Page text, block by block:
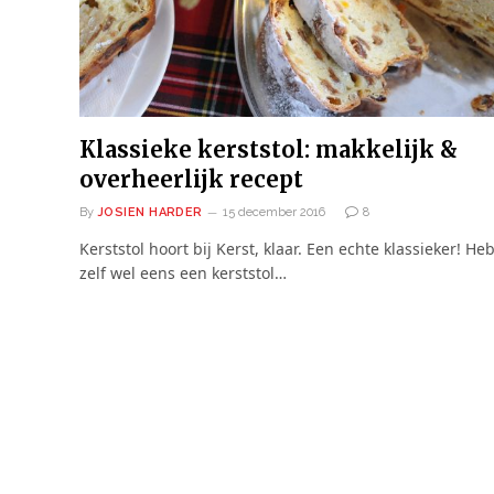
Klassieke kerststol: makkelijk &
overheerlijk recept
By JOSIEN HARDER 15 december 2016 8
Kerststol hoort bij Kerst, klaar. Een echte klassieker!
zelf wel eens een kerststol…